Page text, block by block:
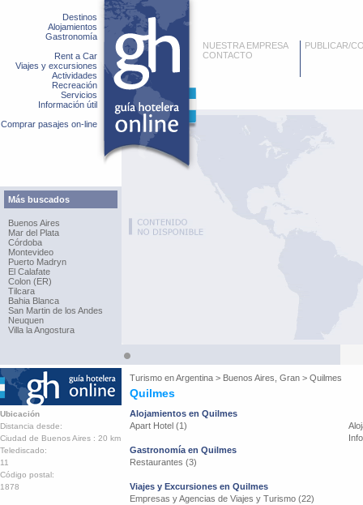
Destinos
Alojamientos
Gastronomía
Rent a Car
Viajes y excursiones
Actividades
Recreación
Servicios
Información útil
Comprar pasajes on-line
Más buscados
Buenos Aires
Mar del Plata
Córdoba
Montevideo
Puerto Madryn
El Calafate
Colon (ER)
Tilcara
Bahia Blanca
San Martin de los Andes
Neuquen
Villa la Angostura
NUESTRA EMPRESA
CONTACTO
PUBLICAR/
Turismo enArgentina > Buenos Aires, Gran > Quilmes
Quilmes
Ubicación
Distancia desde:
Ciudad de Buenos Aires : 20 km
Telediscado:
11
Código postal:
1878
Alojamientos en Quilmes
Apart Hotel (1)
Gastronomía en Quilmes
Restaurantes (3)
Viajes y Excursiones en Quilmes
Empresas y Agencias de Viajes y Turismo (22)